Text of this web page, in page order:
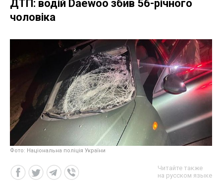
ДТП: водій Daewoo збив 56-річного
чоловіка
Фото: Національна поліція України
Читайте также
на русском языке